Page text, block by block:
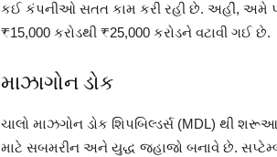
કઈ કંપનીઓ સતત કામ કરી રહી છે. અહીં, અમે
₹15,000 કરોડથી ₹25,000 કરોડને વટાવી ગઈ છે.
માઝાગોન ડોક
ચાલો માઝગોન ડોક શિપબિલ્ડર્સ (MDL) થી
માટે સબમરીન અને યુદ્ધ જહાજો બનાવે છે.